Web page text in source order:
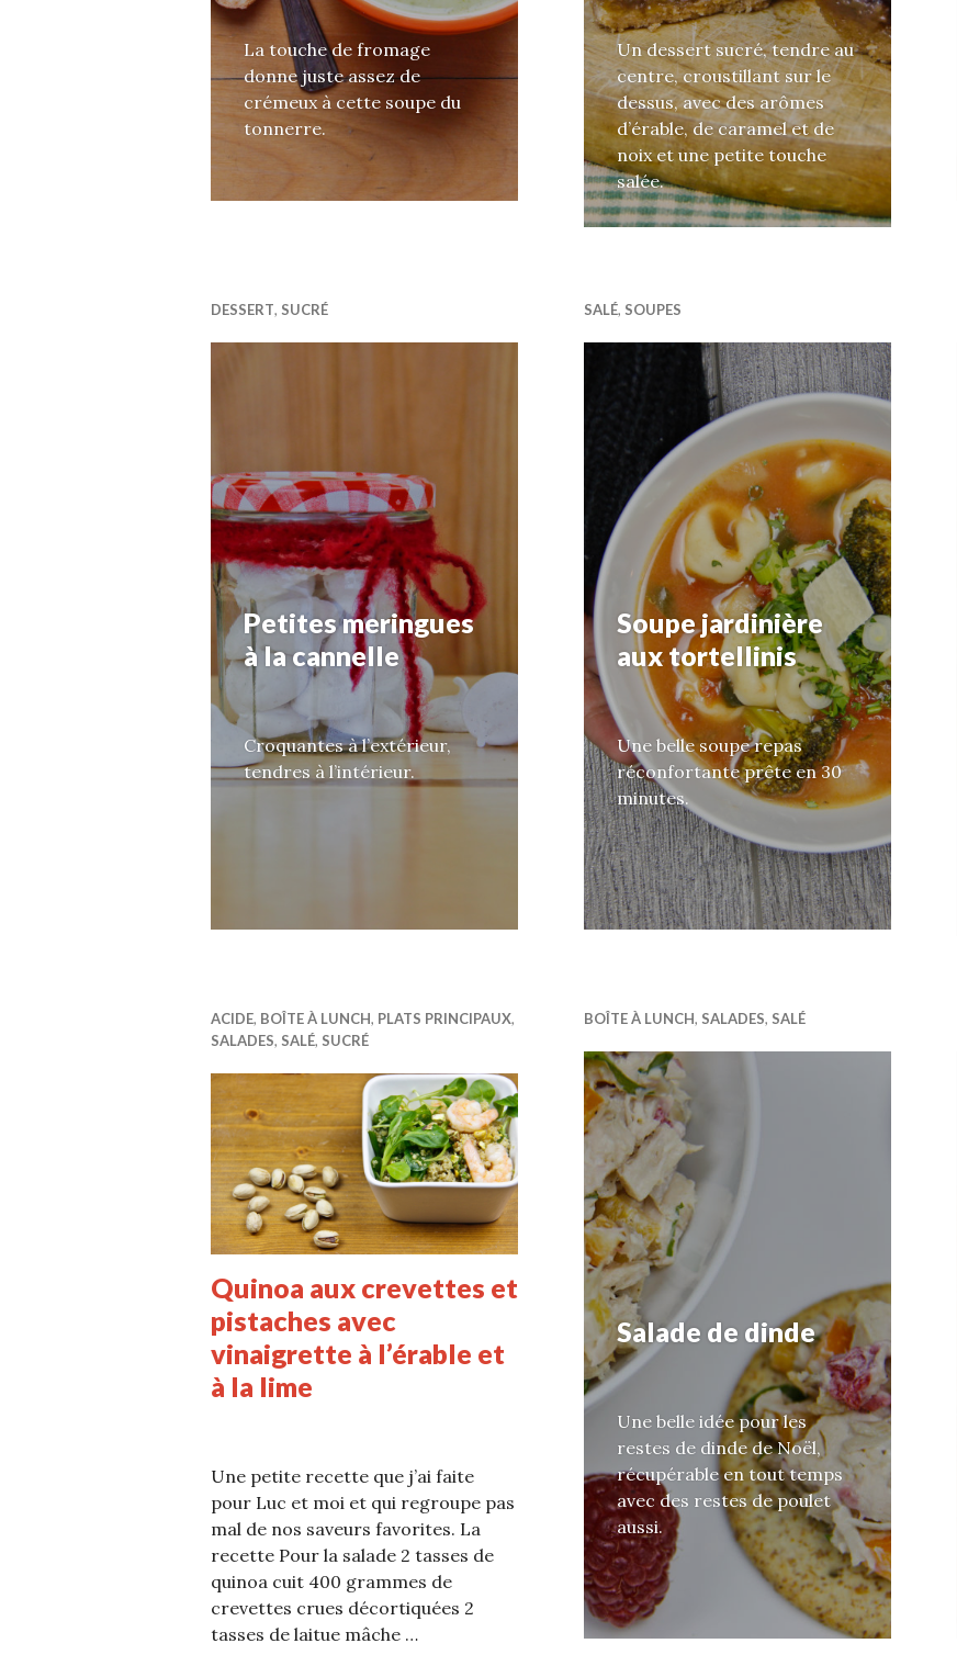
La touche de fromage
donne juste assez de
crémeux à cette soupe du
tonnerre.
Un dessert sucré, tendre au
centre, croustillant sur le
dessus, avec des arômes
d’érable, de caramel et de
noix et une petite touche
salée.
DESSERT, SUCRÉ
Petites meringues
à la cannelle
Croquantes à l’extérieur,
tendres à l’intérieur.
SALÉ, SOUPES
Soupe jardinière
aux tortellinis
Une belle soupe repas
réconfortante prête en 30
minutes.
ACIDE, BOÎTE À LUNCH, PLATS PRINCIPAUX,
SALADES, SALÉ, SUCRÉ
Quinoa aux crevettes et
pistaches avec
vinaigrette à l’érable et
à la lime
Une petite recette que j’ai faite
pour Luc et moi et qui regroupe pas
mal de nos saveurs favorites. La
recette Pour la salade 2 tasses de
quinoa cuit 400 grammes de
crevettes crues décortiquées 2
tasses de laitue mâche …
BOÎTE À LUNCH, SALADES, SALÉ
Salade de dinde
Une belle idée pour les
restes de dinde de Noël,
récupérable en tout temps
avec des restes de poulet
aussi.